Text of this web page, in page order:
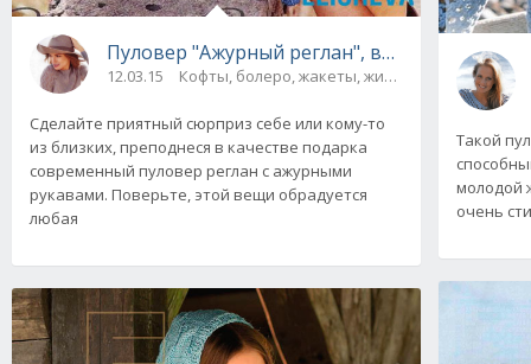
Пуловер "Ажурный реглан", вязаный
12.03.15 Кофты, болеро, жакеты, жилеты, пуловеры и
Сделайте приятный сюрприз себе или кому-то
из близких, преподнеся в качестве подарка
современный пуловер реглан с ажурными
рукавами. Поверьте, этой вещи обрадуется
любая
Такой
молодой
очень